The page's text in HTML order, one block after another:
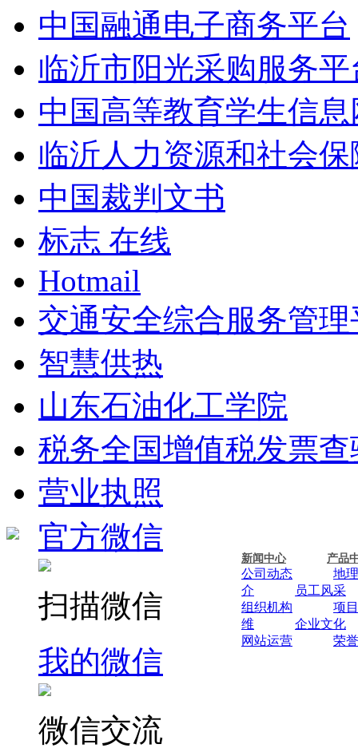
中国融通电子商务平台
临沂市阳光采购服务平
中国高等教育学生信
临沂人力资源和社会保
中国裁判文书
标志 在线
Hotmail
交通安全综合服务管理
智慧供热
山东石油化工学院
税务全国增值税发票
营业执照
新闻中心 产品
公司动态
地
介
员工风采
组织机构
项
维
企业文化
网站运营
荣
官方微信
扫描微信
我的微信
微信交流